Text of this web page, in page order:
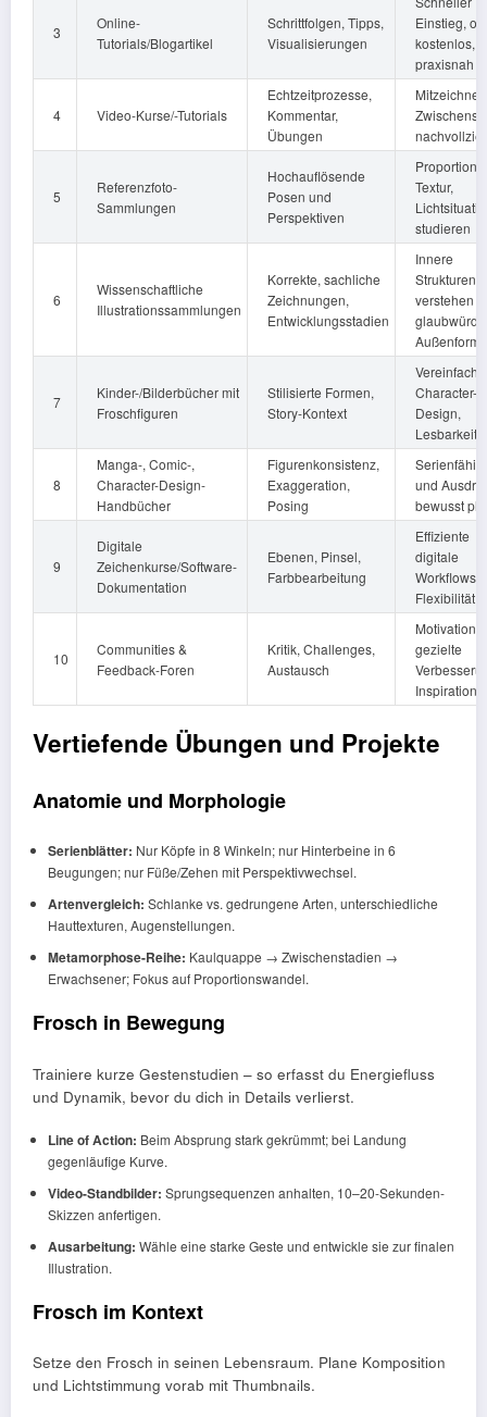
3
Online-
Tutorials/Blogartikel
Schrittfolgen, Tipps,
Visualisierungen
Einstieg, oft
kostenlos,
praxisnah
4 Video-Kurse/-Tutorials
Echtzeitprozesse,
Kommentar,
Übungen
5
Referenzfoto-
Sammlungen
Hochauflösende
Posen und
Perspektiven
Proportion,
Textur,
studieren
6
Wissenschaftliche
Illustrationssammlungen
Korrekte, sachliche
Zeichnungen,
Entwicklungsstadien
Innere
Strukturen
verstehen –
Außenform
7
Kinder-/Bilderbücher mit
Froschfiguren
Stilisierte Formen,
Story-Kontext
Character-
Design,
Lesbarkeit
8
Manga-, Comic-,
Character-Design-
Handbücher
Figurenkonsistenz,
Exaggeration,
Posing
und
bewusst
9
Digitale
Zeichenkurse/Software-
Dokumentation
Ebenen, Pinsel,
Farbbearbeitung
Effiziente
digitale
Workflows,
Flexibilität
10
Communities &
Feedback-Foren
Kritik, Challenges,
Austausch
Motivation,
gezielte
Inspiration
Vertiefende Übungen und Projekte
Anatomie und Morphologie
Serienblätter: Nur Köpfe in 8 Winkeln; nur Hinterbeine in 6
Beugungen; nur Füße/Zehen mit Perspektivwechsel.
Artenvergleich: Schlanke vs. gedrungene Arten, unterschiedliche
Hauttexturen, Augenstellungen.
Metamorphose-Reihe: Kaulquappe → Zwischenstadien →
Erwachsener; Fokus auf Proportionswandel.
Frosch in Bewegung
Trainiere kurze Gestenstudien – so erfasst du Energiefluss
und Dynamik, bevor du dich in Details verlierst.
Line of Action: Beim Absprung stark gekrümmt; bei Landung
gegenläufige Kurve.
Video-Standbilder: Sprungsequenzen anhalten, 10–20-Sekunden-
Skizzen anfertigen.
Ausarbeitung: Wähle eine starke Geste und entwickle sie zur finalen
Illustration.
Frosch im Kontext
Setze den Frosch in seinen Lebensraum. Plane Komposition
und Lichtstimmung vorab mit Thumbnails.